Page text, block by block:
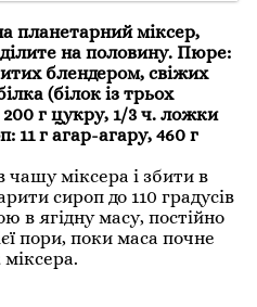
планетарний міксер,
на половину. Пюре:
блендером, свіжих
(білок із трьох
г цукру, 1/3 ч. ложки
11 г агар-агару, 460 г
міксера і збити в
сироп до 110 градусів
в ягідну масу, постійно
пори, поки маса почне